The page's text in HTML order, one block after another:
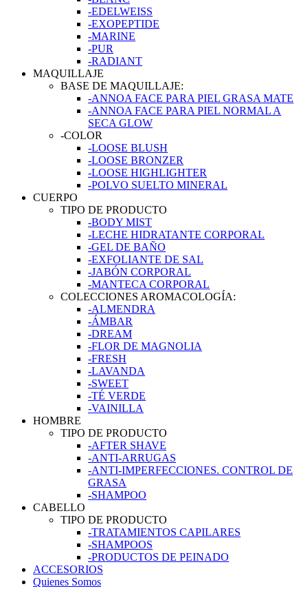
-EDELWEISS
-EXOPEPTIDE
-MARINE
-PUR
-RADIANT
MAQUILLAJE
BASE DE MAQUILLAJE:
-ANNOA FACE PARA PIEL GRASA MATE
-ANNOA FACE PARA PIEL NORMAL A
SECA GLOW
-COLOR
-LOOSE BLUSH
-LOOSE BRONZER
-LOOSE HIGHLIGHTER
-POLVO SUELTO MINERAL
CUERPO
TIPO DE PRODUCTO
-BODY MIST
-LECHE HIDRATANTE CORPORAL
-GEL DE BAÑO
-EXFOLIANTE DE SAL
-JABÓN CORPORAL
-MANTECA CORPORAL
COLECCIONES AROMACOLOGÍA:
-ALMENDRA
-ÁMBAR
-DREAM
-FLOR DE MAGNOLIA
-FRESH
-LAVANDA
-SWEET
-TÉ VERDE
-VAINILLA
HOMBRE
TIPO DE PRODUCTO
-AFTER SHAVE
-ANTI-ARRUGAS
-ANTI-IMPERFECCIONES. CONTROL DE
GRASA
-SHAMPOO
CABELLO
TIPO DE PRODUCTO
-TRATAMIENTOS CAPILARES
-SHAMPOOS
-PRODUCTOS DE PEINADO
ACCESORIOS
Quienes Somos